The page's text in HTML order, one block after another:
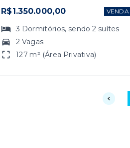
R$1.350.000,00 VENDA
3 Dormitórios, sendo2 suítes
2 Vagas
127 m² (Área Privativa)